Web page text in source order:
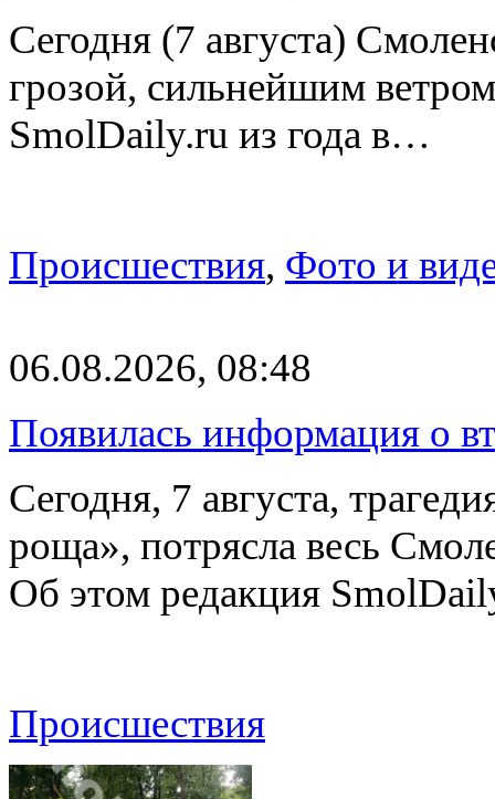
Сегодня (7 августа)
грозой, сильнейшим
SmolDaily.ru из года в…
Происшествия, Фото и
06.08.2026, 08:48
Появилась информация о
Сегодня, 7 августа,
роща», потрясла весь
Об этом редакция
Происшествия